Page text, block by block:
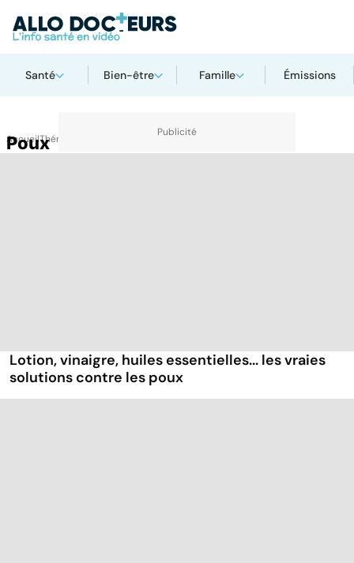
Santé Bien-être Famille Émissions
AccueilThématiques
Poux
Lotion, vinaigre, huiles essentielles... les vraies
solutions contre les poux